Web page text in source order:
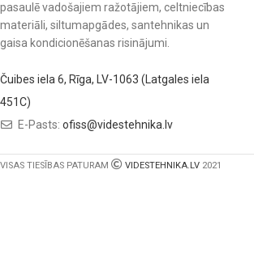
pasaulē vadošajiem ražotājiem, celtniecības
materiāli, siltumapgādes, santehnikas un
gaisa kondicionēšanas risinājumi.
Čuibes iela 6, Rīga, LV-1063 (Latgales iela
451C)
E-Pasts: ofiss@videstehnika.lv
VISAS TIESĪBAS PATURAM VIDESTEHNIKA.LV 2021